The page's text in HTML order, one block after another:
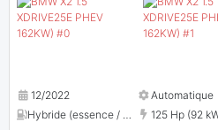
12/2022 Automatique
,1499
125 Hp (92